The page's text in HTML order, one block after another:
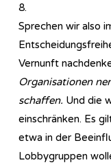
8.
Sprechen wir also
Vernunft
Organisationen
schaffen. Und die
einschränken. Es
etwa in der
Lobbygruppen